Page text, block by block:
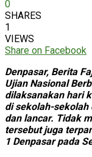
0
SHARES
1
VIEWS
Share on Facebook
Denpasar, Berita
Ujian Nasional
dilaksanakan hari
di sekolah-sekolah
dan lancar. Tidak
tersebut juga
1 Denpasar pada